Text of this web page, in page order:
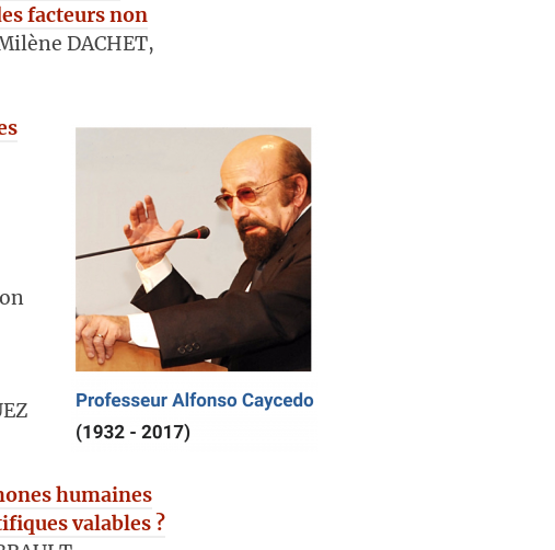
facteurs non
DACHET,
humaines
valables ?